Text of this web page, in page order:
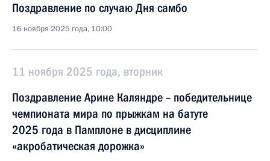
Поздравление по случаю Дня самбо
16 ноября 2025 года, 10:00
11 ноября 2025 года, вторник
Поздравление Aрине Каляндре – победительнице
чемпионата мира по прыжкам на батуте
2025 года в Памплоне в дисциплине
«акробатическая дорожка»